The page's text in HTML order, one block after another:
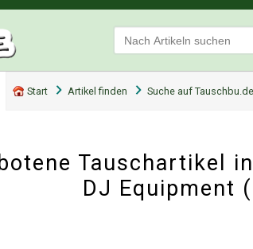
Start Artikel finden Suche auf Tauschbu.de
Tauschartikel
DJ Equipment